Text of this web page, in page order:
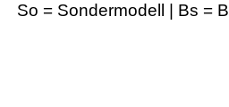
So = Sondermodell | Bs =